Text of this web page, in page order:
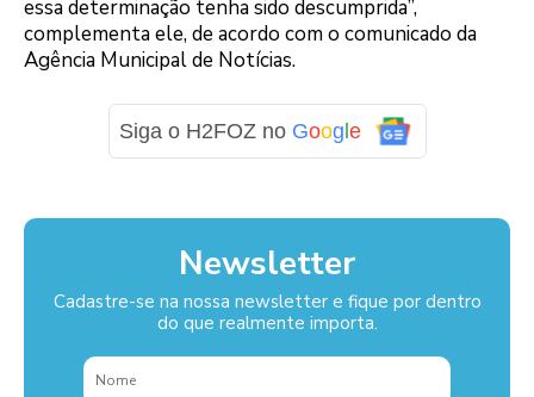
essa determinação tenha sido descumprida”,
complementa ele, de acordo com o comunicado da
Agência Municipal de Notícias.
Siga o H2FOZ no Goog e
Newsletter
Cadastre-se na nossa newsletter e fique por dentro
do que realmente importa.